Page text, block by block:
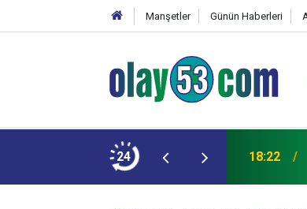
Manşetler Günün Haberleri
24
durumu ağır 18:22